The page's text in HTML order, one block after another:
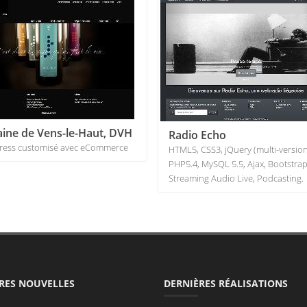
de Vens-le-Haut, DVH
customisé avec eCommerce
Radio Echo
HTML5, CSS3, jQuery (multi-
PHP5.4, MySQL 5.5, Ajax,
Streaming Audio Live, Podcasting.
NOUVELLES DERNIÈRES RÉALISATIONS